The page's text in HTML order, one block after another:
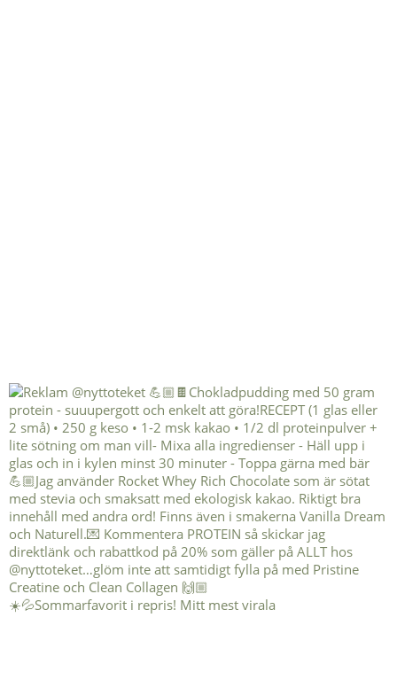
☀️💦Sommarfavorit i repris! Mitt mest virala